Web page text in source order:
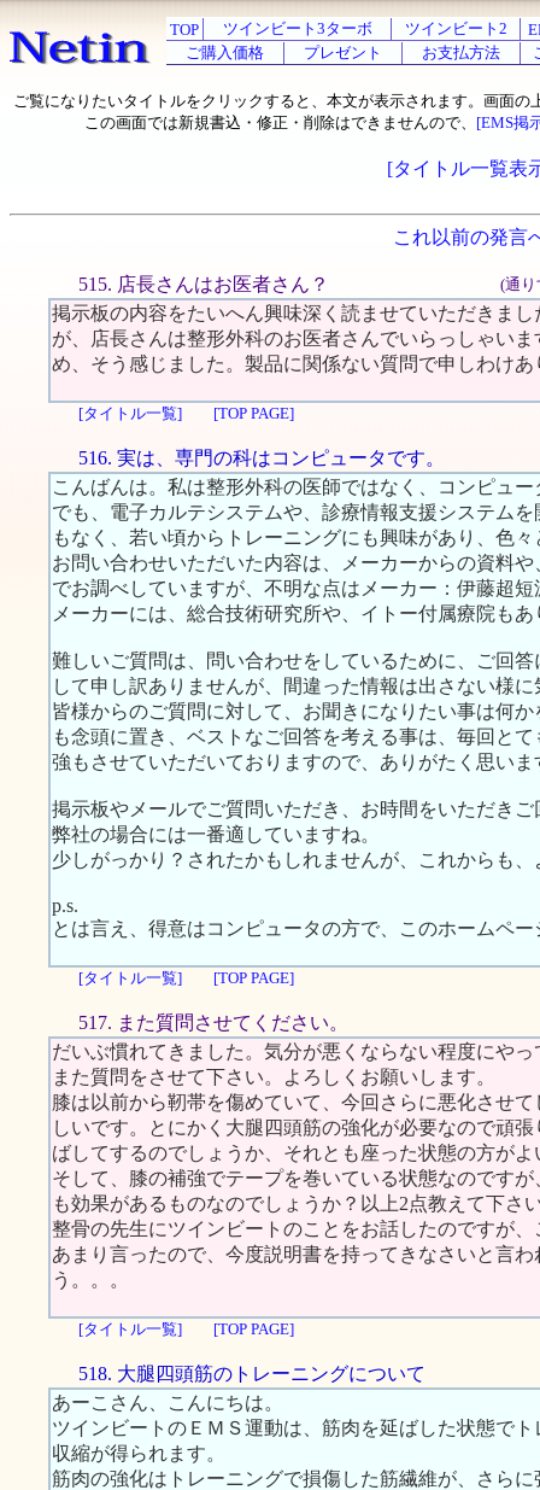
TOP ツインビート3ターボ ツインビート2
ご購入価格
プレゼント お支払方法
ご覧になりたいタイトルをクリックすると、本文が表示されます。画面の
この画面では新規書込・修正・削除はできませんので、 [EMS掲
[タイトル一覧表
これ以前の発言
515. 店長さんはお医者さん？ (通り
掲示板の内容をたいへん興味深く読ませていただきま
が、店長さんは整形外科のお医者さんでいらっしゃい
め、そう感じました。製品に関係ない質問で申しわけあ
[タイトル一覧] [TOP PAGE]
516. 実は、専門の科はコンピュータです。
こんばんは。私は整形外科の医師ではなく、コンピュ
でも、電子カルテシステムや、診療情報支援システム
もなく、若い頃からトレーニングにも興味があり、色
お問い合わせいただいた内容は、メーカーからの資料
でお調べしていますが、不明な点はメーカー：伊藤超
メーカーには、総合技術研究所や、イトー付属療院も
難しいご質問は、問い合わせをしているために、ご回
して申し訳ありませんが、間違った情報は出さない様
皆様からのご質問に対して、お聞きになりたい事は何
も念頭に置き、ベストなご回答を考える事は、毎回と
強もさせていただいておりますので、ありがたく思いま
掲示板やメールでご質問いただき、お時間をいただき
弊社の場合には一番適していますね。
少しがっかり？されたかもしれませんが、これからも
p.s.
とは言え、得意はコンピュータの方で、このホームペ
[タイトル一覧] [TOP PAGE]
517. また質問させてください。
だいぶ慣れてきました。気分が悪くならない程度にやっ
また質問をさせて下さい。よろしくお願いします。
膝は以前から靭帯を傷めていて、今回さらに悪化させ
しいです。とにかく大腿四頭筋の強化が必要なので頑
ばしてするのでしょうか、それとも座った状態の方が
そして、膝の補強でテープを巻いている状態なのです
も効果があるものなのでしょうか？以上2点教えて下さ
整骨の先生にツインビートのことをお話したのですが
あまり言ったので、今度説明書を持ってきなさいと言
う。。。
[タイトル一覧] [TOP PAGE]
518. 大腿四頭筋のトレーニングについて
あーこさん、こんにちは。
ツインビートのＥＭＳ運動は、筋肉を延ばした状態で
収縮が得られます。
筋肉の強化はトレーニングで損傷した筋繊維が、さら